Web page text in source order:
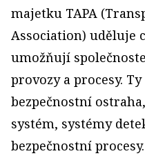
majetku TAPA
Association) uděluje
umožňují
provozy a procesy.
bezpečnostní
systém, systémy
bezpečnostní procesy.